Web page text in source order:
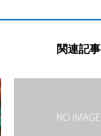
関連記事